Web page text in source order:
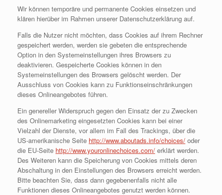
Wir können temporäre und permanente Cookies einsetzen und
klären hierüber im Rahmen unserer Datenschutzerklärung auf.
Falls die Nutzer nicht möchten, dass Cookies auf ihrem Rechner
gespeichert werden, werden sie gebeten die entsprechende
Option in den Systemeinstellungen ihres Browsers zu
deaktivieren. Gespeicherte Cookies können in den
Systemeinstellungen des Browsers gelöscht werden. Der
Ausschluss von Cookies kann zu Funktionseinschränkungen
dieses Onlineangebotes führen.
Ein genereller Widerspruch gegen den Einsatz der zu Zwecken
des Onlinemarketing eingesetzten Cookies kann bei einer
Vielzahl der Dienste, vor allem im Fall des Trackings, über die
US-amerikanische Seite http://www.aboutads.info/choices/ oder
die EU-Seite http://www.youronlinechoices.com/ erklärt werden.
Des Weiteren kann die Speicherung von Cookies mittels deren
Abschaltung in den Einstellungen des Browsers erreicht werden.
Bitte beachten Sie, dass dann gegebenenfalls nicht alle
Funktionen dieses Onlineangebotes genutzt werden können.